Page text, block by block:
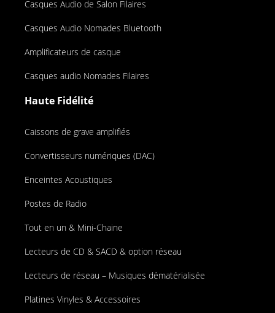
Casques Audio de Salon Filaires
Casques Audio Nomades Bluetooth
Amplificateurs de casque
Casques audio Nomades Filaires
Haute Fidélité
Caissons de grave amplifiés
Convertisseurs numériques (DAC)
Enceintes Acoustiques
Postes de Radio
Tout en un & Mini-Chaine
Lecteurs de CD & SACD & option réseau
Lecteurs de réseau – Musiques dématérialisée
Platines Vinyles & Accessoires